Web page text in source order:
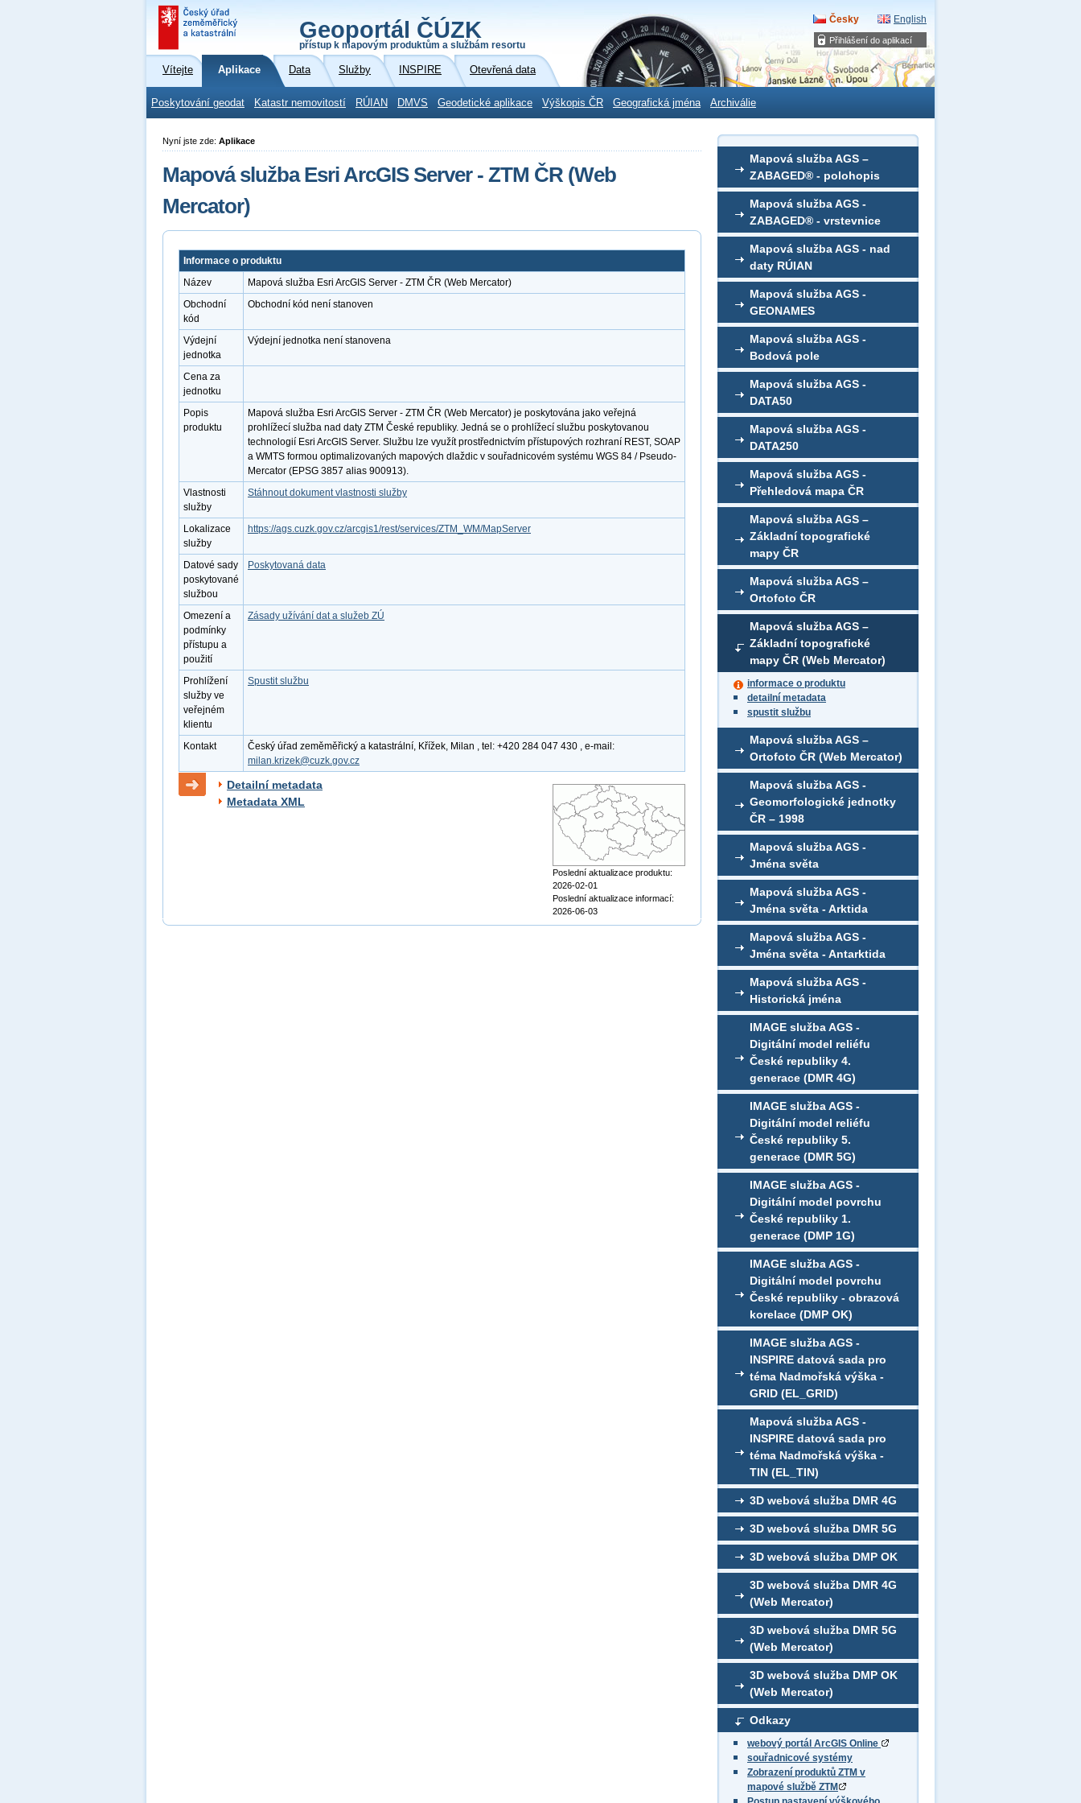
Přihlášení do aplikací
Geoportál ČÚZK
přístup k mapovým produktům a službám resortu
Česky English
Vítejte Aplikace Data Služby INSPIRE Otevřená data
Poskytování geodat Katastr nemovitostí RÚIAN DMVS Geodetické aplikace Výškopis ČR Geografická jména Archiválie
Mapová služba AGS –
ZABAGED® - polohopis
Mapová služba AGS -
ZABAGED® - vrstevnice
Mapová služba AGS - nad
daty RÚIAN
Mapová služba AGS -
GEONAMES
Mapová služba AGS -
Bodová pole
Mapová služba AGS -
DATA50
Mapová služba AGS -
DATA250
Mapová služba AGS -
Přehledová mapa ČR
Mapová služba AGS –
Základní topografické
mapy ČR
Mapová služba AGS –
Ortofoto ČR
Mapová služba AGS –
Základní topografické
mapy ČR (Web Mercator)
informace o produktu
detailní metadata
spustit službu
Mapová služba AGS –
Ortofoto ČR (Web Mercator)
Mapová služba AGS -
Geomorfologické jednotky
ČR – 1998
Mapová služba AGS -
Jména světa
Mapová služba AGS -
Jména světa - Arktida
Mapová služba AGS -
Jména světa - Antarktida
Mapová služba AGS -
Historická jména
IMAGE služba AGS -
Digitální model reliéfu
České republiky 4.
generace (DMR 4G)
IMAGE služba AGS -
Digitální model reliéfu
České republiky 5.
generace (DMR 5G)
IMAGE služba AGS -
Digitální model povrchu
České republiky 1.
generace (DMP 1G)
IMAGE služba AGS -
Digitální model povrchu
České republiky - obrazová
korelace (DMP OK)
IMAGE služba AGS -
INSPIRE datová sada pro
téma Nadmořská výška -
GRID (EL_GRID)
Mapová služba AGS -
INSPIRE datová sada pro
téma Nadmořská výška -
TIN (EL_TIN)
3D webová služba DMR 4G
3D webová služba DMR 5G
3D webová služba DMP OK
3D webová služba DMR 4G
(Web Mercator)
3D webová služba DMR 5G
(Web Mercator)
3D webová služba DMP OK
(Web Mercator)
Odkazy
webový portál ArcGIS Online
souřadnicové systémy
Zobrazení produktů ZTM v
mapové službě ZTM
Nyní jste zde: Aplikace
Mapová služba Esri ArcGIS Server - ZTM ČR (Web
Mercator)
Informace o produktu
Název
Mapová služba Esri ArcGIS Server - ZTM ČR (Web Mercator)
Obchodní
kód
Obchodní kód není stanoven
Výdejní
jednotka
Výdejní jednotka není stanovena
Cena za
jednotku
Popis
produktu
Mapová služba Esri ArcGIS Server - ZTM ČR (Web Mercator) je poskytována jako veřejná
prohlížecí služba nad daty ZTM České republiky. Jedná se o prohlížecí službu poskytovanou
technologií Esri ArcGIS Server. Službu lze využít prostřednictvím přístupových rozhraní REST, SOAP
a WMTS formou optimalizovaných mapových dlaždic v souřadnicovém systému WGS 84 / Pseudo-
Mercator (EPSG 3857 alias 900913).
Vlastnosti
služby
Stáhnout dokument vlastnosti služby
Lokalizace
služby
https://ags.cuzk.gov.cz/arcgis1/rest/services/ZTM_WM/MapServer
Datové sady
poskytované
službou
Poskytovaná data
Omezení a
podmínky
přístupu a
použití
Zásady užívání dat a služeb ZÚ
Prohlížení
služby ve
veřejném
klientu
Spustit službu
Kontakt
Český úřad zeměměřický a katastrální, Křížek, Milan , tel: +420 284 047 430 , e-mail:
milan.krizek@cuzk.gov.cz
Detailní metadata
Metadata XML
Poslední aktualizace produktu:
2026-02-01
Poslední aktualizace informací:
2026-06-03